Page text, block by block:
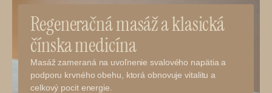
Regeneračná masáž a klasická
čínska medicína
Masáž zameraná na uvoľnenie svalového napätia a
podporu krvného obehu, ktorá obnovuje vitalitu a
celkový pocit energie.